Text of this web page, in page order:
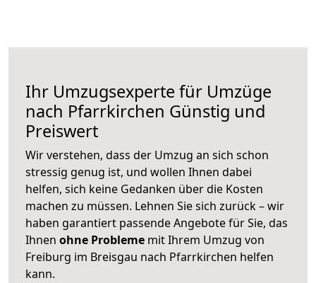
Ihr Umzugsexperte für Umzüge
nach Pfarrkirchen Günstig und
Preiswert
Wir verstehen, dass der Umzug an sich schon
stressig genug ist, und wollen Ihnen dabei
helfen, sich keine Gedanken über die Kosten
machen zu müssen. Lehnen Sie sich zurück – wir
haben garantiert passende Angebote für Sie, das
Ihnen ohne Probleme mit Ihrem Umzug von
Freiburg im Breisgau nach Pfarrkirchen helfen
kann.